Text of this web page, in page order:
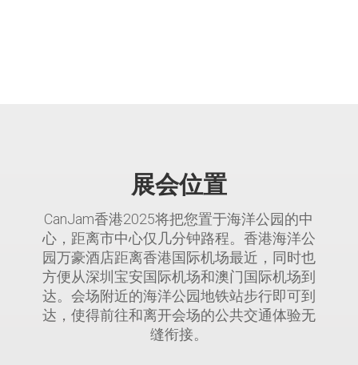
展会位置
CanJam香港2025将把您置于海洋公园的中
心，距离市中心仅几分钟路程。香港海洋公
园万豪酒店距离香港国际机场最近，同时也
方便从深圳宝安国际机场和澳门国际机场到
达。会场附近的海洋公园地铁站步行即可到
达，使得前往和离开会场的公共交通体验无
缝衔接。